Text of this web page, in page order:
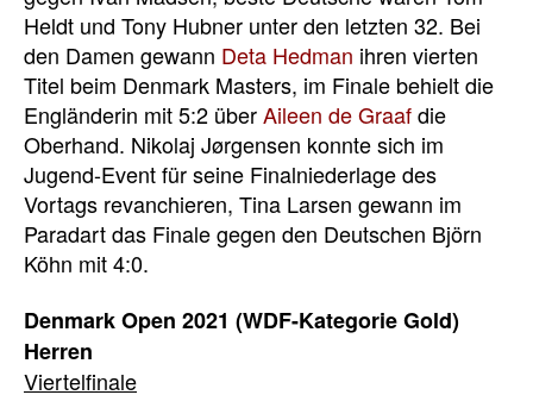
Heldt und Tony Hubner unter den letzten 32. Bei
den Damen gewann Deta Hedman ihren vierten
Titel beim Denmark Masters, im Finale behielt die
Engländerin mit 5:2 überAileen de Graafdie
Oberhand. Nikolaj Jørgensen konnte sich im
Jugend-Event für seine Finalniederlage des
Vortags revanchieren, Tina Larsen gewann im
Paradart das Finale gegen den Deutschen Björn
Köhn mit 4:0.
Denmark Open 2021 (WDF-Kategorie Gold)
Herren
Viertelfinale